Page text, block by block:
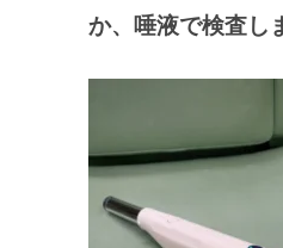
か、唾液で検査し